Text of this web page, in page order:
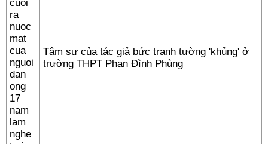
Tâm sự của tác giả bức tranh tường 'khủng' ở
trường THPT Phan Đình Phùng